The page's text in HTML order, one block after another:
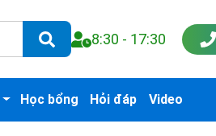
8:30 - 17:30
Học bổng Hỏi đáp Video